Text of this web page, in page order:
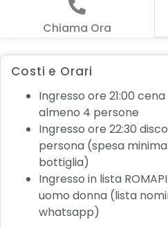
Chiama Ora
Costi e Orari
Ingresso ore 21:00
almeno 4 persone
Ingresso ore 22:30
persona (spesa
bottiglia)
Ingresso in lista
uomo donna (lista
whatsapp)